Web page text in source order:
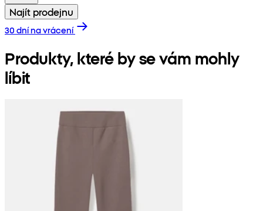
Najít prodejnu
30 dní na vrácení
Produkty, které by se vám mohly
líbit